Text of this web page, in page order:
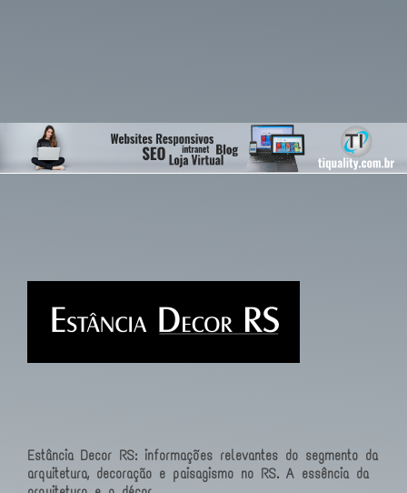
Estância Decor RS: informações relevantes do segmento da
arquitetura, decoração e paisagismo no RS. A essência da